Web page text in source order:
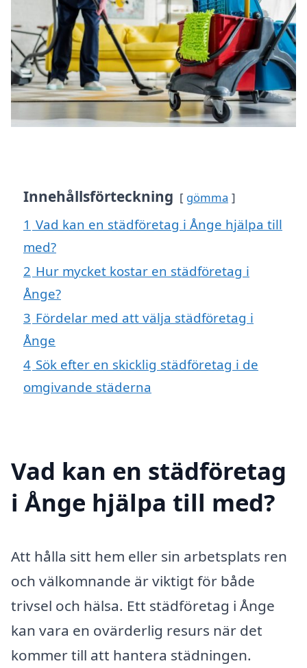
Innehållsförteckning gömma
1 Vad kan en städföretag i Ånge hjälpa till
med?
2 Hur mycket kostar en städföretag i
Ånge?
3 Fördelar med att välja städföretag i
Ånge
4 Sök efter en skicklig städföretag i de
omgivande städerna
Vad kan en städföretag
i Ånge hjälpa till med?
Att hålla sitt hem eller sin arbetsplats ren
och välkomnande är viktigt för både
trivsel och hälsa. Ett städföretag i Ånge
kan vara en ovärderlig resurs när det
kommer till att hantera städningen.